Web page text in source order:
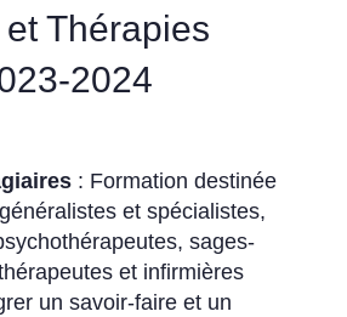
Thérapies
2024
: Formation destinée
et spécialistes,
sages-
et infirmières
un savoir-faire et un